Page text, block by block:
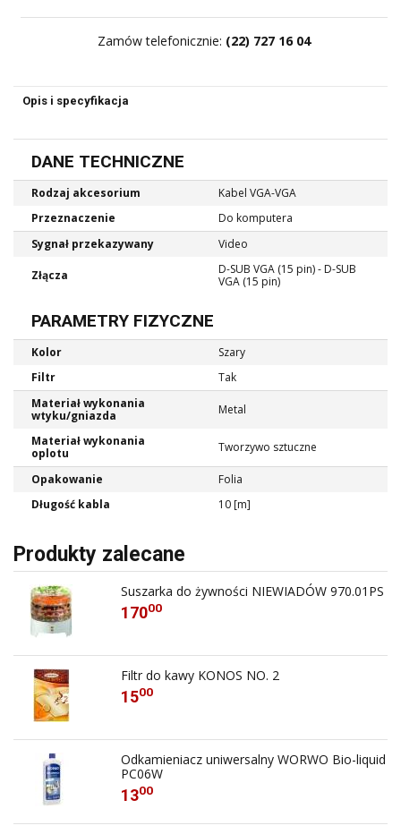
Zamów telefonicznie: (22) 727 16 04
Opis i specyfikacja
DANE TECHNICZNE
Rodzaj akcesorium
Kabel VGA-VGA
Przeznaczenie
Do komputera
Sygnał przekazywany
Video
Złącza
D-SUB VGA (15 pin) - D-SUB
VGA (15 pin)
PARAMETRY FIZYCZNE
Kolor
Szary
Filtr
Tak
Materiał wykonania
wtyku/gniazda
Metal
Materiał wykonania
oplotu
Tworzywo sztuczne
Opakowanie
Folia
Długość kabla
10 [m]
Produkty zalecane
Suszarka do żywności NIEWIADÓW 970.01PS
17000
Filtr do kawy KONOS NO. 2
1500
Odkamieniacz uniwersalny WORWO Bio-liquid
PC06W
1300